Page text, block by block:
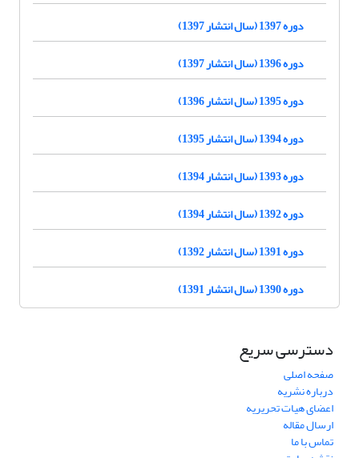
دوره 1397 (سال انتشار 1397)
دوره 1396 (سال انتشار 1397)
دوره 1395 (سال انتشار 1396)
دوره 1394 (سال انتشار 1395)
دوره 1393 (سال انتشار 1394)
دوره 1392 (سال انتشار 1394)
دوره 1391 (سال انتشار 1392)
دوره 1390 (سال انتشار 1391)
دسترسی سریع
صفحه اصلی
درباره نشریه
اعضای هیات تحریریه
ارسال مقاله
تماس با ما